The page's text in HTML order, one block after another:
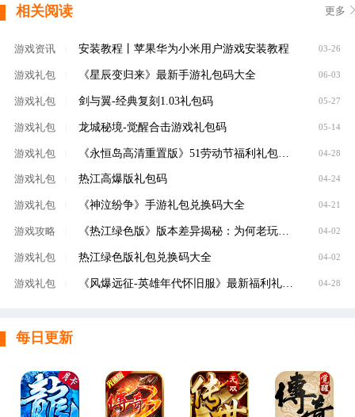
相关阅读 更多
游戏资讯 安装教程丨苹果华为小米用户游戏安装教程 03-26
游戏礼包 《星辰变归来》最新手游礼包码大全 06-03
游戏礼包 剑与翼-经典复刻1.03礼包码 05-27
游戏礼包 龙城秘境-觉醒合击游戏礼包码 05-14
游戏礼包 《永恒岛高清重置版》51劳动节福利礼包码限时放送 04-28
游戏礼包 热江高爆版礼包码 04-24
游戏礼包 《神泣纷争》手游礼包兑换码大全 04-21
游戏攻略 《热江绿色版》版本差异揭秘：为何老玩家都说这才是真正的江湖？ 04-02
游戏礼包 热江绿色版礼包兑换码大全 04-02
游戏礼包 《风爆远征-英雄年代怀旧服》最新福利礼包码大全 04-28
每日更新